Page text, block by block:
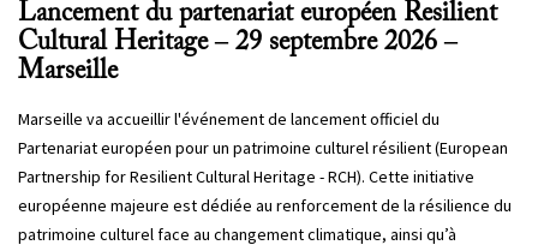
Lancement du partenariat européen Resilient
Cultural Heritage – 29 septembre 2026 –
Marseille
Marseille va accueillir l'événement de lancement officiel du
Partenariat européen pour un patrimoine culturel résilient (European
Partnership for Resilient Cultural Heritage - RCH). Cette initiative
européenne majeure est dédiée au renforcement de la résilience du
patrimoine culturel face au changement climatique, ainsi qu’à